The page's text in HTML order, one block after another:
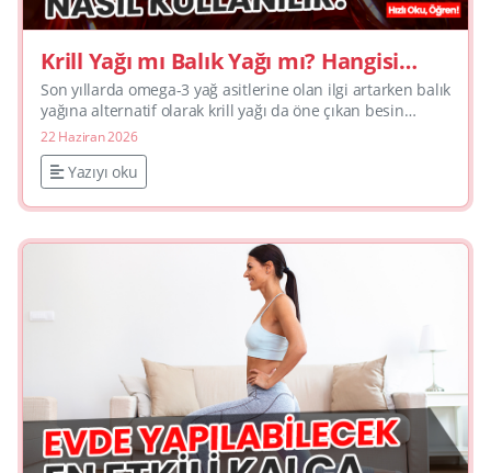
Krill Yağı mı Balık Yağı mı? Hangisi
Sizin İçin Daha Uygun?
Son yıllarda omega-3 yağ asitlerine olan ilgi artarken balık
yağına alternatif olarak krill yağı da öne çıkan besin
takviyelerinden biri haline gelmiştir. Özellikle fos...
22 Haziran 2026
Yazıyı oku